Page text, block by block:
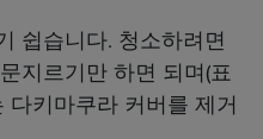
쉽습니다. 청소하려면
지르기만 하면 되며(표
다키마쿠라 커버를 제거